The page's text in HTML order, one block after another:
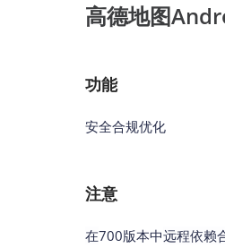
高德地图
功能
安全合规优化
注意
在700版本中远程依赖